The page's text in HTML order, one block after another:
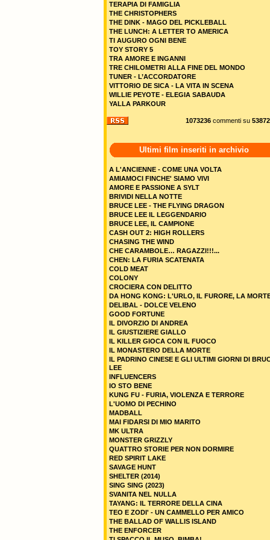
TERAPIA DI FAMIGLIA
THE CHRISTOPHERS
THE DINK - MAGO DEL PICKLEBALL
THE LUNCH: A LETTER TO AMERICA
TI AUGURO OGNI BENE
TOY STORY 5
TRA AMORE E INGANNI
TRE CHILOMETRI ALLA FINE DEL MONDO
TUNER - L’ACCORDATORE
VITTORIO DE SICA - LA VITA IN SCENA
WILLIE PEYOTE - ELEGIA SABAUDA
YALLA PARKOUR
1073236 commenti su 53872
Ultimi film inseriti in archivio
A L'ANCIENNE - COME UNA VOLTA
AMIAMOCI FINCHE' SIAMO VIVI
AMORE E PASSIONE A SYLT
BRIVIDI NELLA NOTTE
BRUCE LEE - THE FLYING DRAGON
BRUCE LEE IL LEGGENDARIO
BRUCE LEE, IL CAMPIONE
CASH OUT 2: HIGH ROLLERS
CHASING THE WIND
CHE CARAMBOLE… RAGAZZI!!!...
CHEN: LA FURIA SCATENATA
COLD MEAT
COLONY
CROCIERA CON DELITTO
DA HONG KONG: L'URLO, IL FURORE, LA
DELIBAL - DOLCE VELENO
GOOD FORTUNE
IL DIVORZIO DI ANDREA
IL GIUSTIZIERE GIALLO
IL KILLER GIOCA CON IL FUOCO
IL MONASTERO DELLA MORTE
IL PADRINO CINESE E GLI ULTIMI GIORNI DI
LEE
INFLUENCERS
IO STO BENE
KUNG FU - FURIA, VIOLENZA E TERRORE
L'UOMO DI PECHINO
MADBALL
MAI FIDARSI DI MIO MARITO
MK ULTRA
MONSTER GRIZZLY
QUATTRO STORIE PER NON DORMIRE
RED SPIRIT LAKE
SAVAGE HUNT
SHELTER (2014)
SING SING (2023)
SVANITA NEL NULLA
TAYANG: IL TERRORE DELLA CINA
TEO E ZODI' - UN CAMMELLO PER AMICO
THE BALLAD OF WALLIS ISLAND
THE ENFORCER